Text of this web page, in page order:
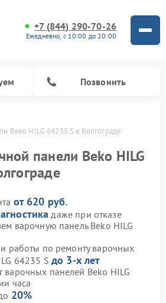
+7 (844) 290-70-26
Ежедневно, с 10:00 до 20:00
Позвонить
Beko HILG 64235 S в Волгограде
панели Beko HILG
от 620 руб.
даже при отказе
варочную панель Beko HILG
работы по ремонту варочных
64235 S до 3-х лет
панелей Beko HILG
часа
20%